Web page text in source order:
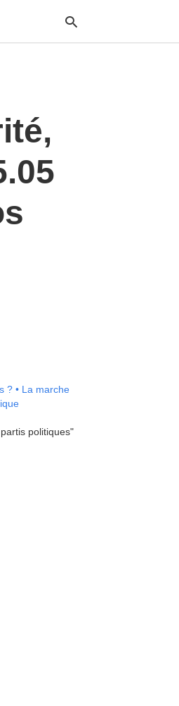
? • La marche
politiques"